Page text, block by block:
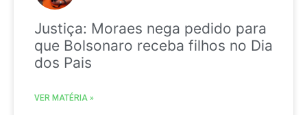
Justiça: Moraes nega pedido para
que Bolsonaro receba filhos no Dia
dos Pais
VER MATÉRIA »